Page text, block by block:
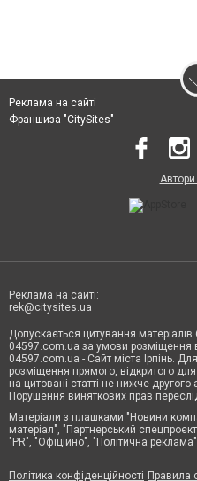
Реклама на сайті
Франшиза "CitySites"
Автори
Реклама на сайті:
rek@citysites.ua
Допускається цитування
04597.com.ua за умови розміщення
04597.com.ua - Сайт міста Ірпінь.
розміщення прямого, відкритого
на цитовані статті не нижче
Порушення виняткових прав
Матеріали з плашками "Новини
матеріал", "Партнерський
"PR", "Офіційно", "Політична
Політика конфіденційності Правила